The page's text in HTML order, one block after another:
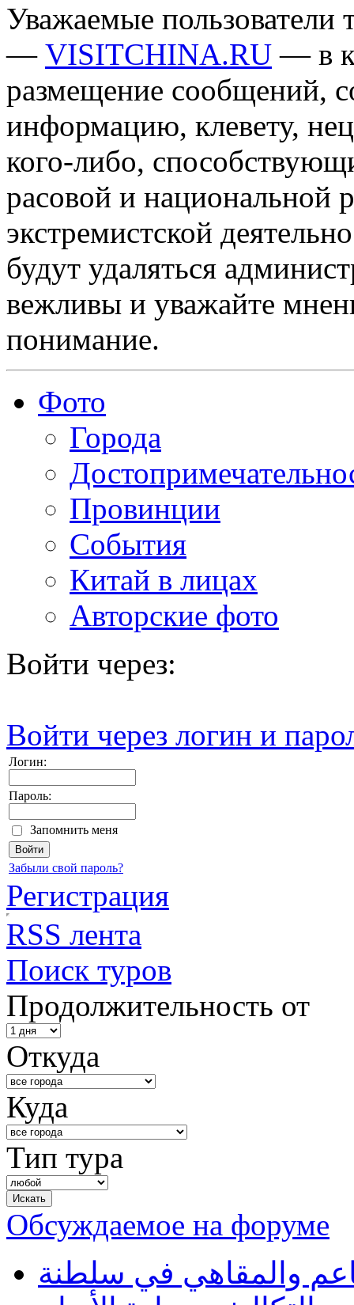
Уважаемые пользователи
— VISITCHINA.RU — в
размещение сообщений,
информацию, клевету,
кого-либо,
расовой и национальной
экстремистской
будут удаляться
вежливы и уважайте
понимание.
Фото
Города
Провинции
События
Китай в лицах
Авторские фото
Войти через:
Войти через логин и
Логин:
Пароль:
Запомнить меня
Забыли свой пароль?
Регистрация
RSS лента
Поиск туров
Продолжительность от
Откуда
Куда
Тип тура
Обсуждаемое на форуме
والمقاهي في سلطنة